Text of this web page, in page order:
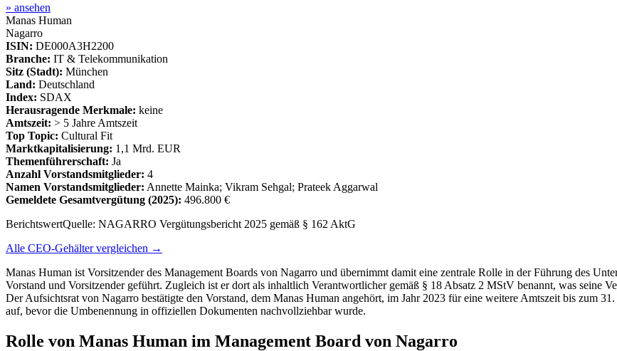
» ansehen
Manas Human
Nagarro
ISIN: DE000A3H2200
Branche: IT & Telekommunikation
Sitz (Stadt): München
Land: Deutschland
Index: SDAX
Herausragende Merkmale: keine
Amtszeit: > 5 Jahre Amtszeit
Top Topic: Cultural Fit
Marktkapitalisierung: 1,1 Mrd. EUR
Themenführerschaft: Ja
Anzahl Vorstandsmitglieder: 4
Namen Vorstandsmitglieder: Annette Mainka; Vikram Sehgal; Prateek Aggarwal
Gemeldete Gesamtvergütung (2025): 496.800 €
BerichtswertQuelle: NAGARRO Vergütungsbericht 2025 gemäß § 162 AktG
Alle CEO-Gehälter vergleichen →
Manas Human ist Vorsitzender des Management Boards von Nagarro und übernimmt damit eine zentrale Rolle in der Führung des
Vorstand und Vorsitzender geführt. Zugleich ist er dort als inhaltlich Verantwortlicher gemäß § 18 Absatz 2 MStV benannt, was seine
Der Aufsichtsrat von Nagarro bestätigte den Vorstand, dem Manas Human angehört, im Jahr 2023 für eine weitere Amtszeit bis zum
auf, bevor die Umbenennung in offiziellen Dokumenten nachvollziehbar wurde.
Rolle von Manas Human im Management Board von Nagarro